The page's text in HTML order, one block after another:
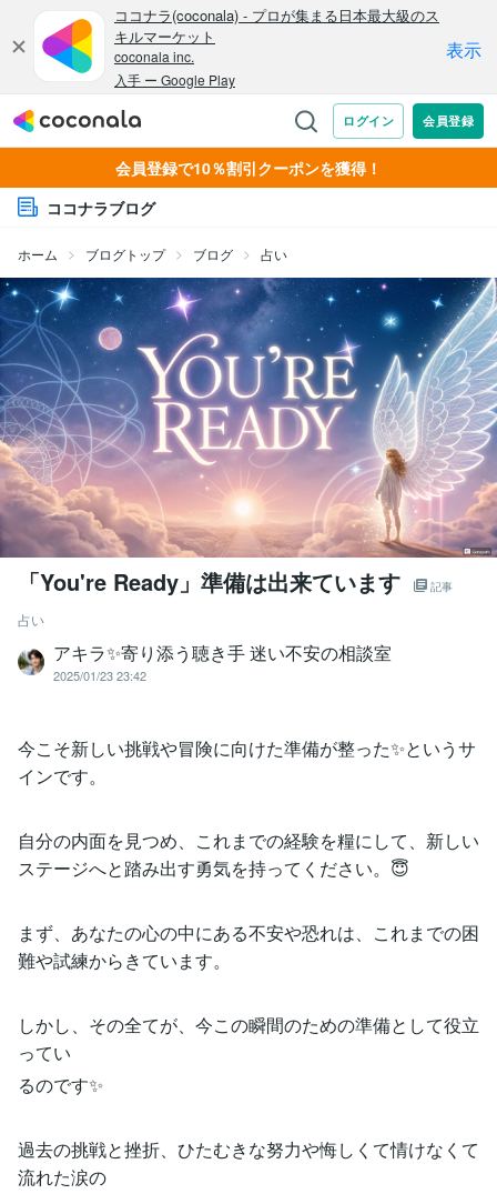
会員登録で10％割引クーポンを獲得！
ココナラブログ
ホーム ブログトップ ブログ 占い
「You're Ready」準備は出来ています 記事
占い
アキラ✨寄り添う聴き手 迷い不安の相談室
2025/01/23 23:42
今こそ新しい挑戦や冒険に向けた準備が整った✨というサ
インです。
自分の内面を見つめ、これまでの経験を糧にして、新しい
ステージへと踏み出す勇気を持ってください。😇
まず、あなたの心の中にある不安や恐れは、これまでの困
難や試練からきています。
しかし、その全てが、今この瞬間のための準備として役立
ってい
るのです✨
過去の挑戦と挫折、ひたむきな努力や悔しくて情けなくて
流れた涙の